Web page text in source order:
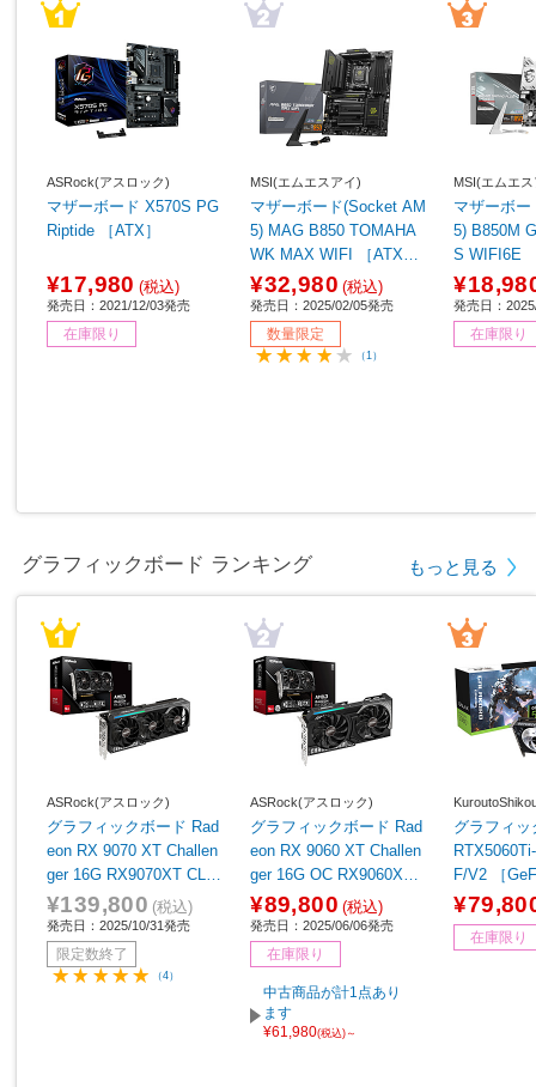
ASRock(アスロック)
マザーボード X570S PG
Riptide ［ATX］
¥17,980 (税込)
発売日：2021/12/03発売
在庫限り
MSI(エムエスアイ)
マザーボード(Socket AM
5) MAG B850 TOMAHA
WK MAX WIFI ［ATX］
【sof001】
¥32,980 (税込)
発売日：2025/02/05発売
数量限定
（1）
MSI(エムエ
マザーボ
5) B850M GAMING PLU
S WIFI6E
発売日：
在庫限り
グラフィックボード ランキング もっと見る
ASRock(アスロック)
グラフィックボード Rad
eon RX 9070 XT Challen
ger 16G RX9070XT CL 1
6G ［Radeon RXシリー
ズ /16GB］
¥139,800 (税込)
発売日：2025/10/31発売
限定数終了
（4）
ASRock(アスロック)
グラフィックボード Rad
eon RX 9060 XT Challen
ger 16G OC RX9060XT
CL 16GO ［Radeon RX
シリーズ /16GB］
¥89,800 (税込)
発売日：2025/06/06発売
在庫限り
中古商品が計1点あり
ます
¥61,980(税込)～
グラフィッ
F/V2 ［
リーズ /
在庫限り